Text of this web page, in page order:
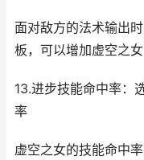
面对敌方的法术输出
板，可以增加虚空之
13.进步技能命中率：
率
虚空之女的技能命中